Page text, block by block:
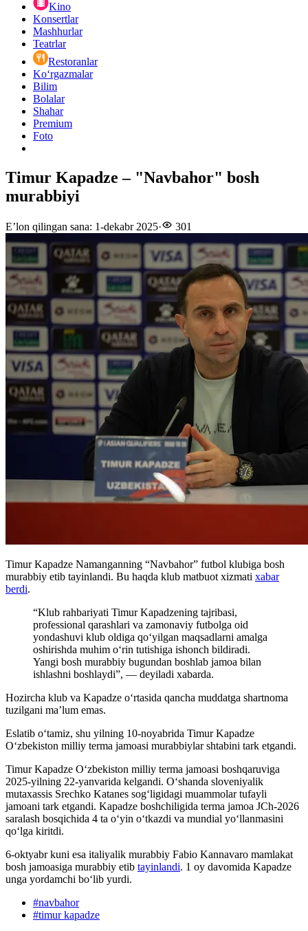
Kino
Konsertlar
Mashhurlar
Teatrlar
Restoranlar
Ko‘rgazmalar
Bilim
Bolalar
Shahar
Premium
Foto
Timur Kapadze – "Navbahor" bosh
murabbiyi
E’lon qilingan sana: 1-dekabr 2025· 301
Timur Kapadze Namanganning “Navbahor” futbol klubiga bosh
murabbiy etib tayinlandi. Bu haqda klub matbuot xizmati xabar
berdi.
“Klub rahbariyati Timur Kapadzening tajribasi,
professional qarashlari va zamonaviy futbolga oid
yondashuvi klub oldiga qo‘yilgan maqsadlarni amalga
oshirishda muhim o‘rin tutishiga ishonch bildiradi.
Yangi bosh murabbiy bugundan boshlab jamoa bilan
ishlashni boshlaydi”, — deyiladi xabarda.
Hozircha klub va Kapadze oʻrtasida qancha muddatga shartnoma
tuzilgani ma’lum emas.
Eslatib oʻtamiz, shu yilning 10-noyabrida Timur Kapadze
Oʻzbekiston milliy terma jamoasi murabbiylar shtabini tark etgandi.
Timur Kapadze Oʻzbekiston milliy terma jamoasi boshqaruviga
2025-yilning 22-yanvarida kelgandi. Oʻshanda sloveniyalik
mutaxassis Srechko Katanes sogʻligidagi muammolar tufayli
jamoani tark etgandi. Kapadze boshchiligida terma jamoa JCh-2026
saralash bosqichida 4 ta oʻyin oʻtkazdi va mundial yoʻllanmasini
qoʻlga kiritdi.
6-oktyabr kuni esa italiyalik murabbiy Fabio Kannavaro mamlakat
bosh jamoasiga murabbiy etib tayinlandi. 1 oy davomida Kapadze
unga yordamchi boʻlib yurdi.
#navbahor
#timur kapadze